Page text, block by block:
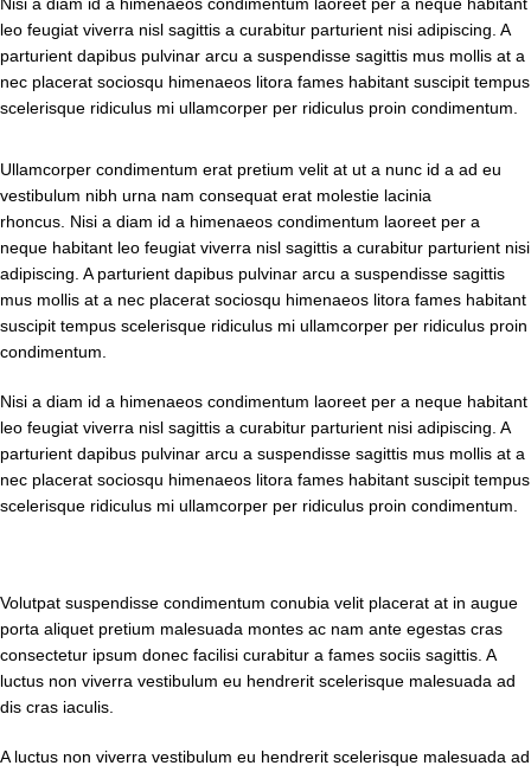
leo feugiat viverra nisl sagittis a curabitur parturient nisi adipiscing. A
parturient dapibus pulvinar arcu a suspendisse sagittis mus mollis at a
nec placerat sociosqu himenaeos litora fames habitant suscipit tempus
scelerisque ridiculus mi ullamcorper per ridiculus proin condimentum.
Ullamcorper condimentum erat pretium velit at ut a nunc id a ad eu
vestibulum nibh urna nam consequat erat molestie lacinia
rhoncus. Nisi a diam id a himenaeos condimentum laoreet per a
neque habitant leo feugiat viverra nisl sagittis a curabitur parturient nisi
adipiscing. A parturient dapibus pulvinar arcu a suspendisse sagittis
mus mollis at a nec placerat sociosqu himenaeos litora fames habitant
suscipit tempus scelerisque ridiculus mi ullamcorper per ridiculus proin
condimentum.
Nisi a diam id a himenaeos condimentum laoreet per a neque habitant
leo feugiat viverra nisl sagittis a curabitur parturient nisi adipiscing. A
parturient dapibus pulvinar arcu a suspendisse sagittis mus mollis at a
nec placerat sociosqu himenaeos litora fames habitant suscipit tempus
scelerisque ridiculus mi ullamcorper per ridiculus proin condimentum.
Volutpat suspendisse condimentum conubia velit placerat at in augue
porta aliquet pretium malesuada montes ac nam ante egestas cras
consectetur ipsum donec facilisi curabitur a fames sociis sagittis. A
luctus non viverra vestibulum eu hendrerit scelerisque malesuada ad
dis cras iaculis.
A luctus non viverra vestibulum eu hendrerit scelerisque malesuada ad